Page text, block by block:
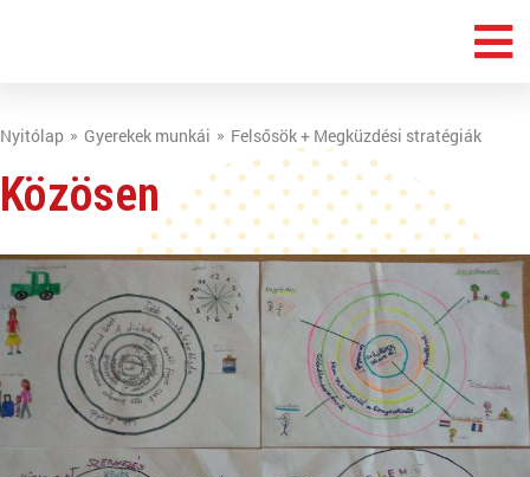
Nyitólap Gyerekek munkái Felsősök + Megküzdési stratégiák
Közösen